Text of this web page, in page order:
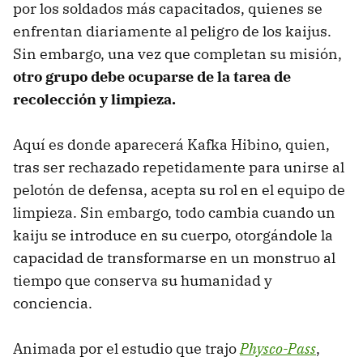
por los soldados más capacitados, quienes se
enfrentan diariamente al peligro de los kaijus.
Sin embargo, una vez que completan su misión,
otro grupo debe ocuparse de la tarea de
recolección y limpieza.
Aquí es donde aparecerá Kafka Hibino, quien,
tras ser rechazado repetidamente para unirse al
pelotón de defensa, acepta su rol en el equipo de
limpieza. Sin embargo, todo cambia cuando un
kaiju se introduce en su cuerpo, otorgándole la
capacidad de transformarse en un monstruo al
tiempo que conserva su humanidad y
conciencia.
Animada por el estudio que trajoPhysco-Pass,